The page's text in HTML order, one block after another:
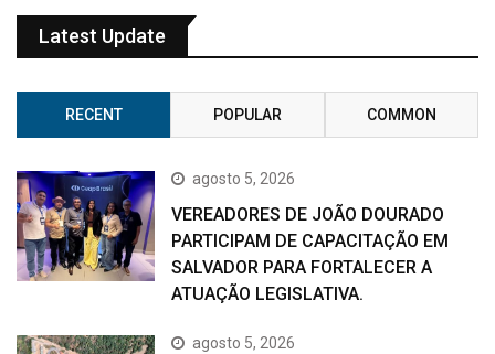
Latest Update
RECENT POPULAR COMMON
agosto 5, 2026
VEREADORES DE JOÃO DOURADO
PARTICIPAM DE CAPACITAÇÃO EM
SALVADOR PARA FORTALECER A
ATUAÇÃO LEGISLATIVA.
agosto 5, 2026